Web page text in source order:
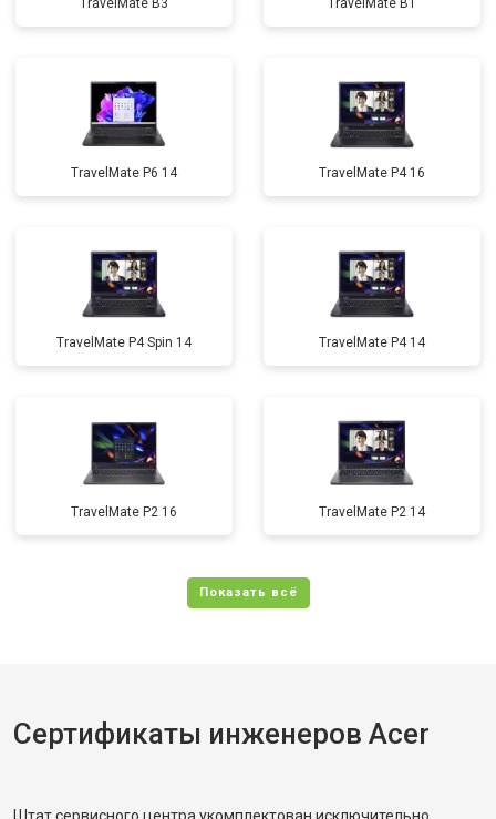
TravelMate B3 TravelMate B1
TravelMate P6 14 TravelMate P4 16
TravelMate P4 Spin 14 TravelMate P4 14
TravelMate P2 16 TravelMate P2 14
Сертификаты инженеров Acer